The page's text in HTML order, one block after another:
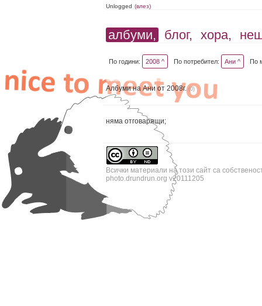
Unlogged (влез)
албуми, блог, хора,
По години: 2008 ^ По потребител: Ани ^ По
Албуми на Ани от 2008г. (0)
няма отговарящи;
Всички материали на този сайт са
photo.drundrun.org v20111205